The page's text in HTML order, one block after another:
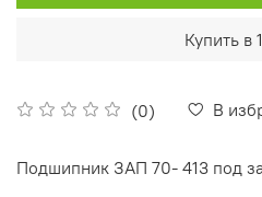
(0) В
Купить в
Подшипник ЗАП 70- 413 под